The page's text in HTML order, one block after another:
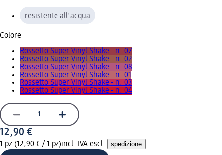
resistente all'acqua
Colore
Rossetto Super Vinyl Shake - n. 07
Rossetto Super Vinyl Shake - n. 02
Rossetto Super Vinyl Shake - n. 08
Rossetto Super Vinyl Shake - n. 01
Rossetto Super Vinyl Shake - n. 03
Rossetto Super Vinyl Shake - n. 04
12,90 €
1 pz (12,90 € / 1 pz)incl. IVA escl. spedizione